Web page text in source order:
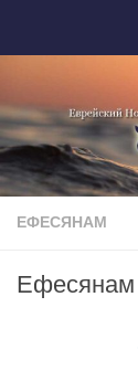
ЕФЕСЯНАМ
Ефесянам